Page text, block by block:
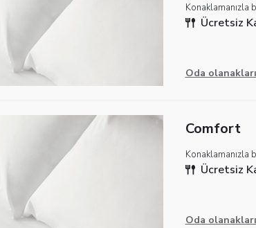
Konaklamanızla
Ücretsiz
Oda
Comfort
Konaklamanızla
Ücretsiz
Oda